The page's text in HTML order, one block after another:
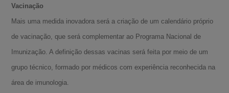
Vacinação
Mais uma medida inovadora será a criação de um calendário próprio
de vacinação, que será complementar ao Programa Nacional de
Imunização. A definição dessas vacinas será feita por meio de um
grupo técnico, formado por médicos com experiência reconhecida na
área de imunologia.